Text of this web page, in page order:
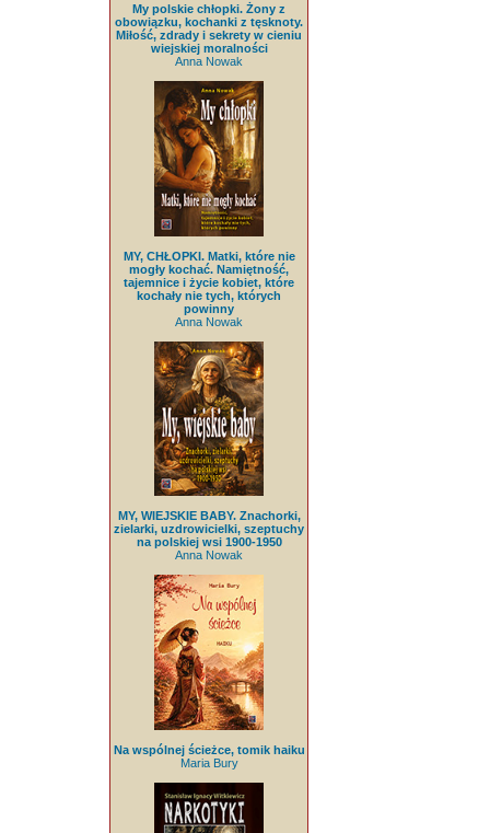
My polskie chłopki. Żony z
obowiązku, kochanki z tęsknoty.
Miłość, zdrady i sekrety w cieniu
wiejskiej moralności
Anna Nowak
MY, CHŁOPKI. Matki, które nie
mogły kochać. Namiętność,
tajemnice i życie kobiet, które
kochały nie tych, których
powinny
Anna Nowak
MY, WIEJSKIE BABY. Znachorki,
zielarki, uzdrowicielki, szeptuchy
na polskiej wsi 1900-1950
Anna Nowak
Na wspólnej ścieżce, tomik haiku
Maria Bury